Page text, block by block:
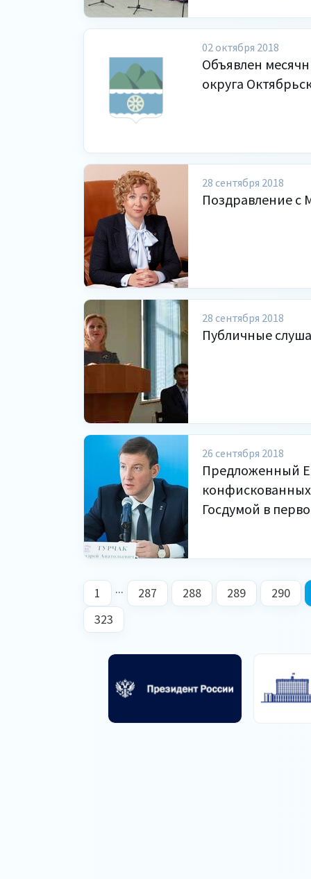
02 октября 2018
Объявлен
округа
28 сентября 2018
Поздравление
28 сентября 2018
Публичные
26 сентября 2018
Предложенный
Госдумой в
1 ... 287 288 289
290
323